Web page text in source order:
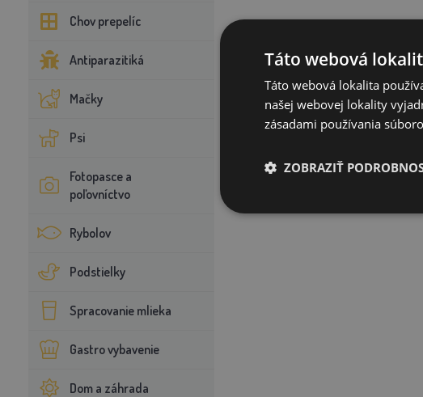
Chov prepelíc
Antiparazitiká
Mačky
Psi
Fotopasce a
poľovníctvo
Rybolov
Podstielky
Spracovanie mlieka
Gastro vybavenie
Dom a záhrada
Táto webová
Táto webová lokalita
našej webovej lokality
zásadami používania
ZOBRAZIŤ